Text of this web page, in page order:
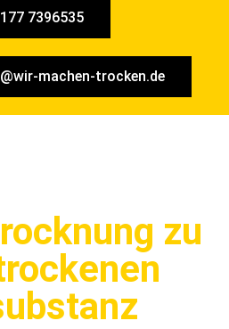
7396535
machen-trocken.de
zu